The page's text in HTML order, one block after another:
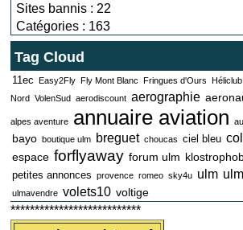
Sites bannis : 22
Catégories : 163
Tag Cloud
11ec Easy2Fly Fly Mont Blanc Fringues d'Ours Héliclub
Nord VolenSud aerodiscount aerographie
alpes aventure annuaire aviation
bayo boutique ulm breguet choucas ciel bleu
espace forflyaway forum ulm
petites annonces provence romeo sky4u ulm
ulmavendre volets10 voltige
***************************